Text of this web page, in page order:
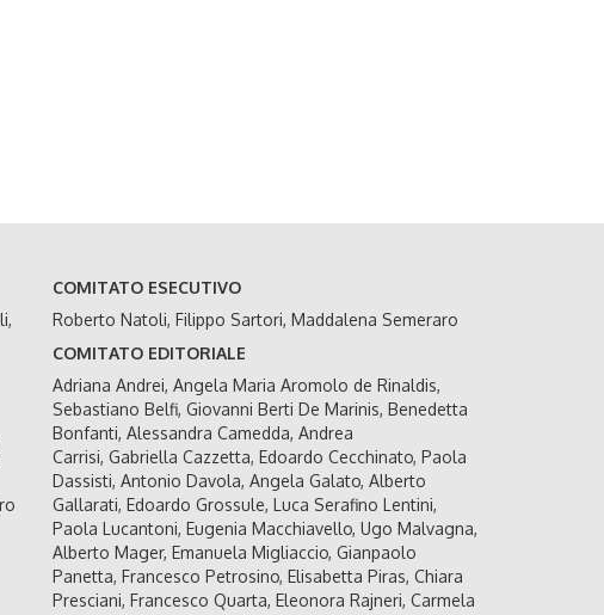
COMITATO ESECUTIVO
Roberto Natoli, Filippo Sartori, Maddalena Semeraro
COMITATO EDITORIALE
Adriana Andrei, Angela Maria Aromolo de Rinaldis,
Sebastiano Belfi, Giovanni Berti De Marinis, Benedetta
Bonfanti, Alessandra Camedda, Andrea
Carrisi, Gabriella Cazzetta, Edoardo Cecchinato, Paola
Dassisti, Antonio Davola, Angela Galato, Alberto
Gallarati, Edoardo Grossule, Luca Serafino Lentini,
Paola Lucantoni, Eugenia Macchiavello, Ugo Malvagna,
Alberto Mager, Emanuela Migliaccio, Gianpaolo
Panetta, Francesco Petrosino, Elisabetta Piras, Chiara
Presciani, Francesco Quarta, Eleonora Rajneri, Carmela